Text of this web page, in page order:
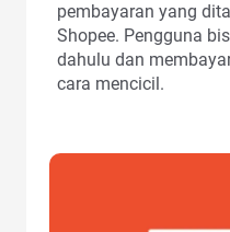
pembayaran yang
Shopee. Pengguna
dahulu dan
cara mencicil.